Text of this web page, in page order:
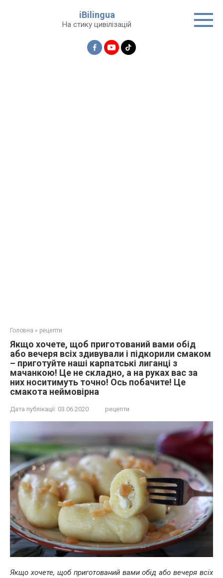
iBilingua
На стику цивілізацій
Головна » рецепти
Якщо хочете, щоб приготований вами обід
або вечеря всіх здивували і підкорили смаком
– приготуйте наші карпатські лиганці з
мачанкою! Це не складно, а на руках вас за
них носитимуть точно! Ось побачите! Це
смакота неймовірна
Дата публікації: 03.06.2020 рецепти
Якщо хочете, щоб приготований вами обід або вечеря всіх